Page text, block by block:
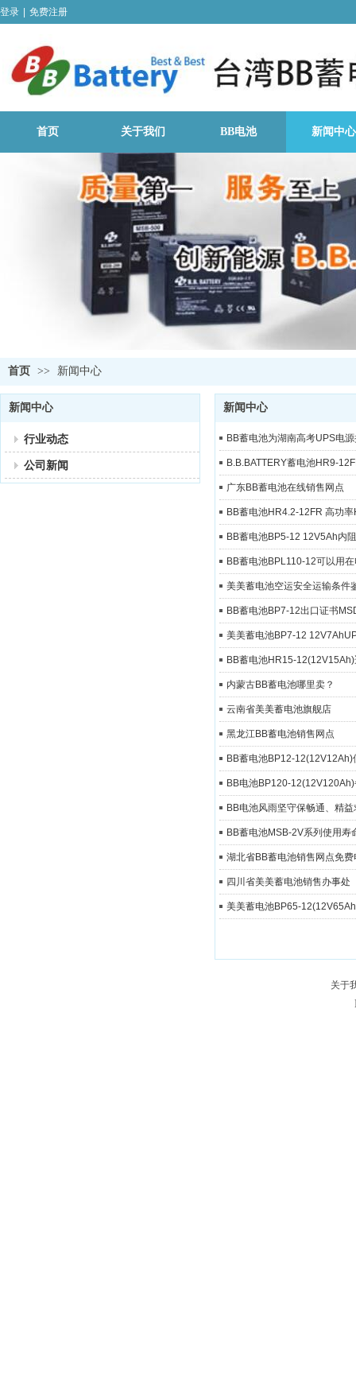
首页 关于我们 BB电池 新闻中心
登录 免费注册
首页 >> 新闻中心
新闻中心
行业动态
公司新闻
新闻中心
BB蓄电池为湖南高考UPS电
B.B.BATTERY蓄电池HR9-
广东BB蓄电池在线销售网点
BB蓄电池HR4.2-12FR 高功
BB蓄电池BP5-12 12V5Ah内
BB蓄电池BPL110-12可以用
美美蓄电池空运安全运输条件
BB蓄电池BP7-12出口证书
美美蓄电池BP7-12
BB蓄电池HR15-
内蒙古BB蓄电池哪里卖？
云南省美美蓄电池旗舰店
黑龙江BB蓄电池销售网点
BB蓄电池BP12-12(12V12Ah)
BB电池BP120-
BB电池风雨坚守保畅通、精
BB蓄电池MSB-2V系列使用寿
湖北省BB蓄电池销售网点免费
四川省美美蓄电池销售办事处
美美蓄电池BP65-
关于